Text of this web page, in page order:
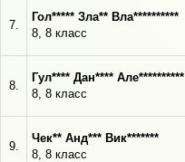
7.
Гол***** Зла** Вла**********
8, 8 класс
8.
Гул**** Дан**** Але**********
8, 8 класс
9.
Чек** Анд*** Вик*******
8, 8 класс